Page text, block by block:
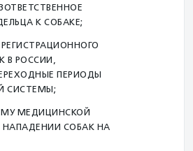
К СОБАКЕ;
В РОССИИ,
ПЕРИОДЫ
СИСТЕМЫ;
МЕДИЦИНСКОЙ
НАПАДЕНИИ СОБАК НА